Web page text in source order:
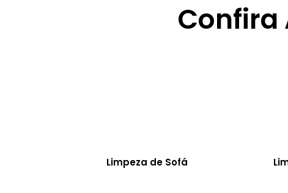
Confira
Limpeza de Sofá